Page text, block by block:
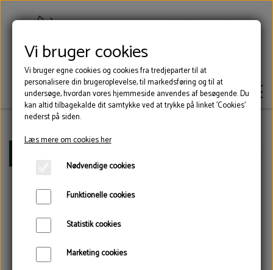
KLOVLIM
KLOVSKO
Vi bruger cookies
Vi bruger egne cookies og cookies fra tredjeparter til at
personalisere din brugeroplevelse, til markedsføring og til at
undersøge, hvordan vores hjemmeside anvendes af besøgende. Du
kan altid tilbagekalde dit samtykke ved at trykke på linket 'Cookies'
nederst på siden.
Læs mere om cookies her
Nødvendige cookies
Funktionelle cookies
Statistik cookies
Marketing cookies